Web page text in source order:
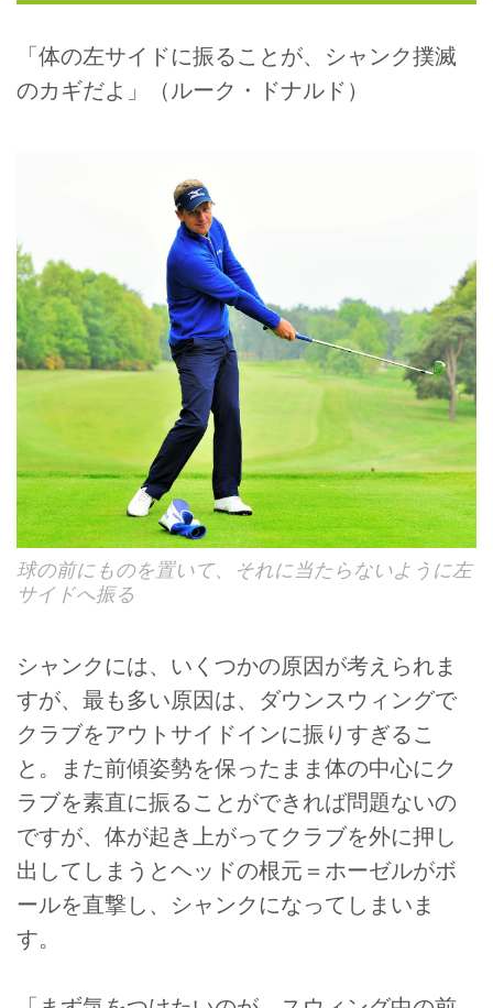
「体の左サイドに振ることが、シャンク撲滅
のカギだよ」（ルーク・ドナルド）
球の前にものを置いて、それに当たらないように左
サイドへ振る
シャンクには、いくつかの原因が考えられま
すが、最も多い原因は、ダウンスウィングで
クラブをアウトサイドインに振りすぎるこ
と。また前傾姿勢を保ったまま体の中心にク
ラブを素直に振ることができれば問題ないの
ですが、体が起き上がってクラブを外に押し
出してしまうとヘッドの根元＝ホーゼルがボ
ールを直撃し、シャンクになってしまいま
す。